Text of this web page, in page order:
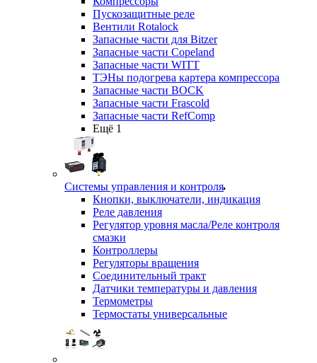
Пускозащитные реле
Вентили Rotalock
Запасные части для Bitzer
Запасные части Copeland
Запасные части WITT
ТЭНы подогрева картера компрессора
Запасные части BOCK
Запасные части Frascold
Запасные части RefComp
Ещё 1
Системы управления и контроля
Кнопки, выключатели, индикация
Реле давления
Регулятор уровня масла/Реле контроля
смазки
Контроллеры
Регуляторы вращения
Соединительный тракт
Датчики температуры и давления
Термометры
Термостаты универсальные